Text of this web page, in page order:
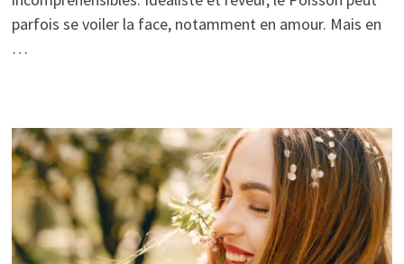
parfois se voiler la face, notamment en amour. Mais en
…